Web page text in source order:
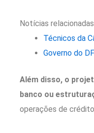
Notícias
Técnicos da
Governo do
Além disso, o
banco ou
operações de